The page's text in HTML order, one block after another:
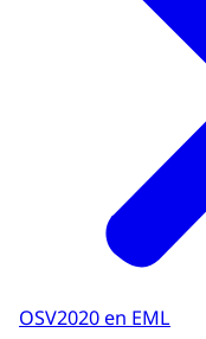
OSV2020 en EML